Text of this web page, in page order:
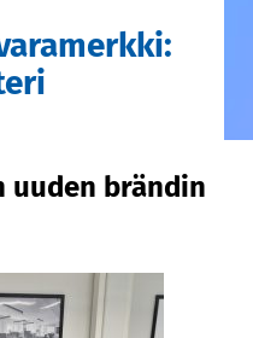
uuden brändin